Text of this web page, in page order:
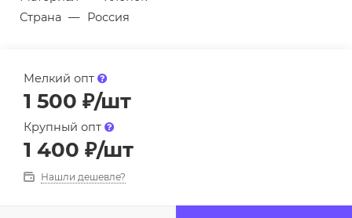
Страна — Россия
Мелкий опт
1 500 ₽/шт
Крупный опт
1 400 ₽/шт
Нашли дешевле?